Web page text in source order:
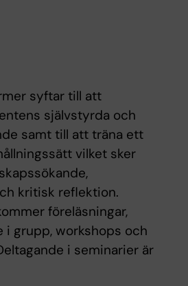
syftar till att
självstyrda och
samt till att träna ett
vilket sker
kritisk reflektion.
föreläsningar,
i grupp, workshops och
i seminarier är